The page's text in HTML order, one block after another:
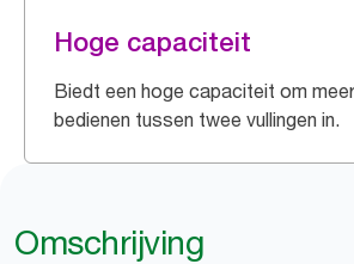
Hoge capaciteit
Biedt een hoge capaciteit om
bedienen tussen twee vullingen in.
Omschrijving